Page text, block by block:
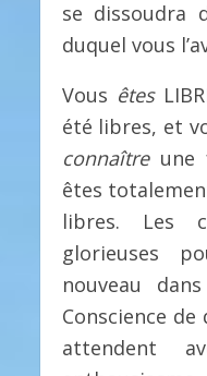
se dissoudra
duquel vous
Vous êtes
été libres, et
connaîtreune
êtes
libres. Les
glorieuses
nouveau
Conscience
attendent